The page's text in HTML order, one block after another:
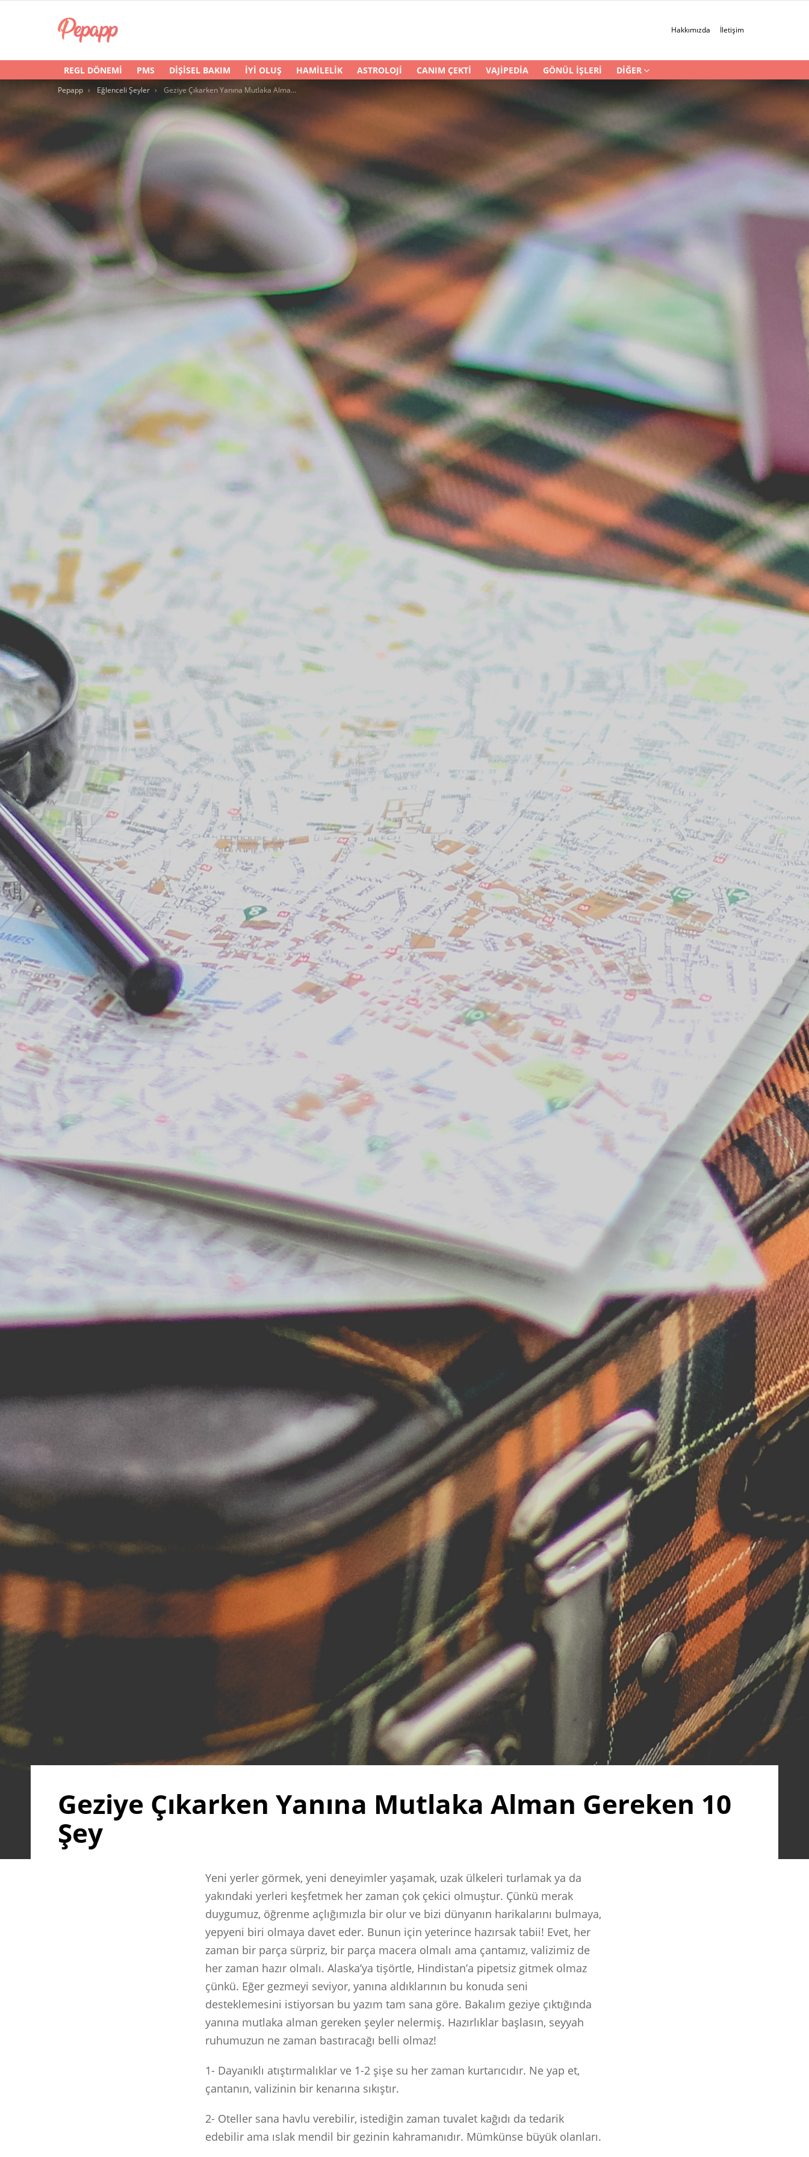
Hakkımızda İletişim
REGL DÖNEMI PMS DIŞISEL BAKIM İYI OLUŞ HAMILELIK ASTROLOJI CANIM ÇEKTI VAJIPEDIA GÖNÜL İŞLERI DIĞER
You are here:
Pepapp Eğlenceli Şeyler Geziye Çıkarken Yanına Mutlaka Alman Gereken 10 Şey
Geziye Çıkarken Yanına Mutlaka Alman Gereken 10
Şey
Yeni yerler görmek, yeni deneyimler yaşamak, uzak ülkeleri turlamak ya da
yakındaki yerleri keşfetmek her zaman çok çekici olmuştur. Çünkü merak
duygumuz, öğrenme açlığımızla bir olur ve bizi dünyanın harikalarını bulmaya,
yepyeni biri olmaya davet eder. Bunun için yeterince hazırsak tabii! Evet, her
zaman bir parça sürpriz, bir parça macera olmalı ama çantamız, valizimiz de
her zaman hazır olmalı. Alaska’ya tişörtle, Hindistan’a pipetsiz gitmek olmaz
çünkü. Eğer gezmeyi seviyor, yanına aldıklarının bu konuda seni
desteklemesini istiyorsan bu yazım tam sana göre. Bakalım geziye çıktığında
yanına mutlaka alman gereken şeyler nelermiş. Hazırlıklar başlasın, seyyah
ruhumuzun ne zaman bastıracağı belli olmaz!
1- Dayanıklı atıştırmalıklar ve 1-2 şişe su her zaman kurtarıcıdır. Ne yap et,
çantanın, valizinin bir kenarına sıkıştır.
2- Oteller sana havlu verebilir, istediğin zaman tuvalet kağıdı da tedarik
edebilir ama ıslak mendil bir gezinin kahramanıdır. Mümkünse büyük olanları.